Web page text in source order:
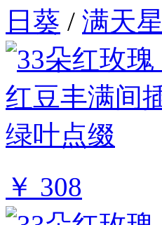
日葵 / 满天星
￥ 308